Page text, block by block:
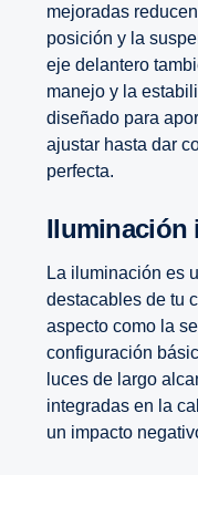
mejoradas
posición y la
eje delantero
manejo y la
diseñado para
ajustar hasta dar
perfecta.
Ilumi­na­ción
La iluminación es
destacables de tu
aspecto como la
configuración
luces de largo
integradas en la
un impacto